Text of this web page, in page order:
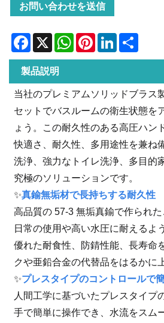
お問い合わせを送信
Facebook
X WhatsAppPinterestLinkedIn
製品説明
当社のプレミアムソリッドブラス
セットでバスルームの衛生状態を
ょう。この耐久性のある高圧ハン
快適さ、耐久性、多用途性を兼ね
洗浄、強力なトイレ洗浄、多目的
究極のソリューションです。
✨真鍮無垢材で長持ちする耐久性
高品質の 57-3 無垢真鍮で作られた
日常の使用や高い水圧に耐えるよ
優れた耐食性、防錆性能、長寿命
クや亜鉛合金の代替品をはるかに
✨プレスタイプのコントロールで
人間工学に基づいたプレスタイプ
手で簡単に操作でき、水流をスム